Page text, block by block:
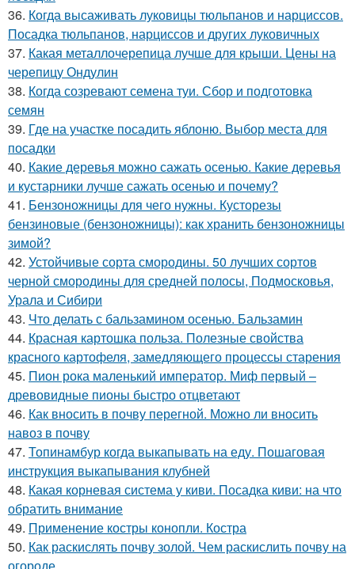
36. Когда высаживать луковицы тюльпанов и нарциссов.
Посадка тюльпанов, нарциссов и других луковичных
37. Какая металлочерепица лучше для крыши. Цены на
черепицу Ондулин
38. Когда созревают семена туи. Сбор и подготовка
семян
39. Где на участке посадить яблоню. Выбор места для
посадки
40. Какие деревья можно сажать осенью. Какие деревья
и кустарники лучше сажать осенью и почему?
41. Бензоножницы для чего нужны. Кусторезы
бензиновые (бензоножницы): как хранить бензоножницы
зимой?
42. Устойчивые сорта смородины. 50 лучших сортов
черной смородины для средней полосы, Подмосковья,
Урала и Сибири
43. Что делать с бальзамином осенью. Бальзамин
44. Красная картошка польза. Полезные свойства
красного картофеля, замедляющего процессы старения
45. Пион рока маленький император. Миф первый –
древовидные пионы быстро отцветают
46. Как вносить в почву перегной. Можно ли вносить
навоз в почву
47. Топинамбур когда выкапывать на еду. Пошаговая
инструкция выкапывания клубней
48. Какая корневая система у киви. Посадка киви: на что
обратить внимание
49. Применение костры конопли. Костра
50. Как раскислять почву золой. Чем раскислить почву на